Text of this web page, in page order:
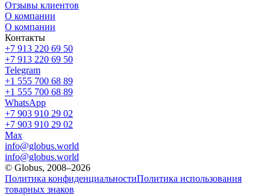
Отзывы клиентов
О компании
О компании
Контакты
+7 913 220 69 50
+7 913 220 69 50
Telegram
+1 555 700 68 89
+1 555 700 68 89
WhatsApp
+7 903 910 29 02
+7 903 910 29 02
Max
info@globus.world
info@globus.world
© Globus, 2008–2026
Политика конфиденциальностиПолитика использования
товарных знаков